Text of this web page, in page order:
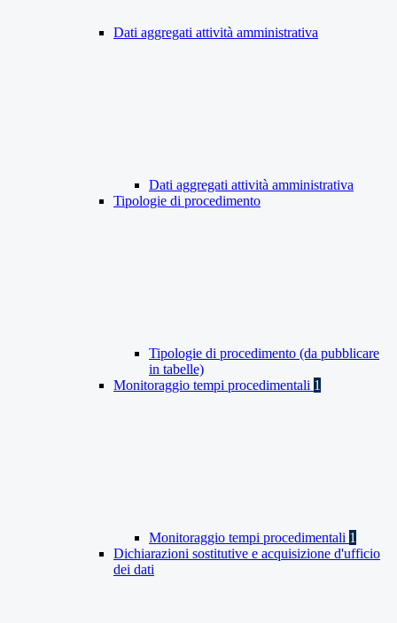
Dati aggregati attività amministrativa
Dati aggregati attività amministrativa
Tipologie di procedimento
Tipologie di procedimento (da pubblicare
in tabelle)
Monitoraggio tempi procedimentali 1
Monitoraggio tempi procedimentali 1
Dichiarazioni sostitutive e acquisizione d'ufficio
dei dati